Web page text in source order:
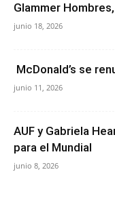
Glammer
junio 18, 2026
McDonald’s se
junio 11, 2026
AUF y Gabriela
para el Mundial
junio 8, 2026